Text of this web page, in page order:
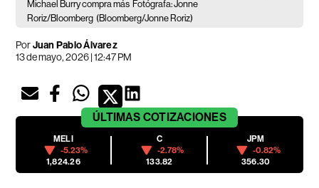
Michael Burry compra más Fotógrafa: Jonne
Roriz/Bloomberg (Bloomberg/Jonne Roriz)
PorJuan Pablo Álvarez
13 de mayo, 2026 | 12:47 PM
ÚLTIMAS COTIZACIONES
MELI
-5.23%
1,824.26
C
-2.78%
133.82
JPM
-0.82%
356.30